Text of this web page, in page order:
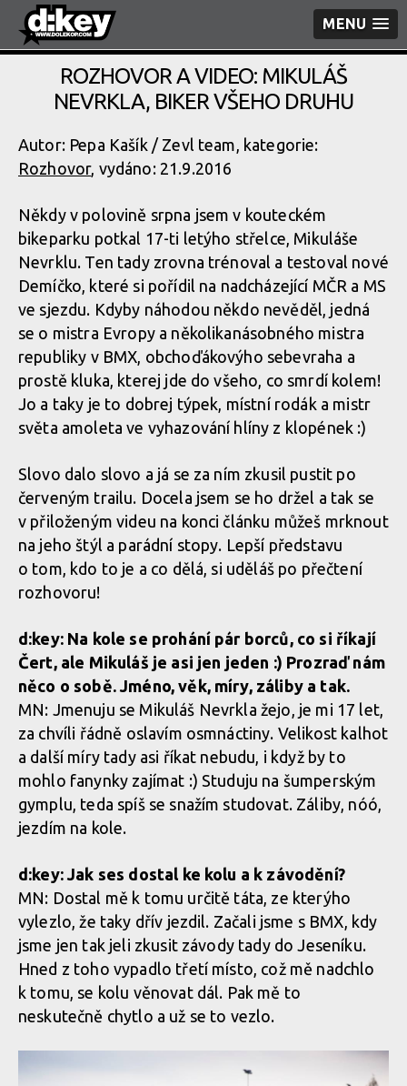
MENU
ROZHOVOR A VIDEO: MIKULÁŠ
NEVRKLA, BIKER VŠEHO DRUHU
Autor: Pepa Kašík / Zevl team, kategorie:
Rozhovor, vydáno: 21.9.2016
Někdy v polovině srpna jsem v kouteckém
bikeparku potkal 17-ti letýho střelce, Mikuláše
Nevrklu. Ten tady zrovna trénoval a testoval nové
Demíčko, které si pořídil na nadcházející MČR a MS
ve sjezdu. Kdyby náhodou někdo nevěděl, jedná
se o mistra Evropy a několikanásobného mistra
republiky v BMX, obchoďákovýho sebevraha a
prostě kluka, kterej jde do všeho, co smrdí kolem!
Jo a taky je to dobrej týpek, místní rodák a mistr
světa amoleta ve vyhazování hlíny z klopének :)
Slovo dalo slovo a já se za ním zkusil pustit po
červeným trailu. Docela jsem se ho držel a tak se
v přiloženým videu na konci článku můžeš mrknout
na jeho štýl a parádní stopy. Lepší představu
o tom, kdo to je a co dělá, si uděláš po přečtení
rozhovoru!
d:key: Na kole se prohání pár borců, co si říkají
Čert, ale Mikuláš je asi jen jeden :) Prozraď nám
něco o sobě. Jméno, věk, míry, záliby a tak.
MN: Jmenuju se Mikuláš Nevrkla žejo, je mi 17 let,
za chvíli řádně oslavím osmnáctiny. Velikost kalhot
a další míry tady asi říkat nebudu, i když by to
mohlo fanynky zajímat :) Studuju na šumperským
gymplu, teda spíš se snažím studovat. Záliby, nóó,
jezdím na kole.
d:key: Jak ses dostal ke kolu a k závodění?
MN: Dostal mě k tomu určitě táta, ze kterýho
vylezlo, že taky dřív jezdil. Začali jsme s BMX, kdy
jsme jen tak jeli zkusit závody tady do Jeseníku.
Hned z toho vypadlo třetí místo, což mě nadchlo
k tomu, se kolu věnovat dál. Pak mě to
neskutečně chytlo a už se to vezlo.